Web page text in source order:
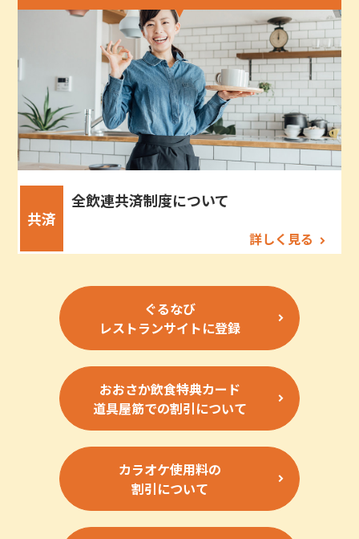
共済
全飲連共済制度について
詳しく見る
ぐるなび
レストランサイトに登録
おおさか飲食特典カード
道具屋筋での割引について
カラオケ使用料の
割引について